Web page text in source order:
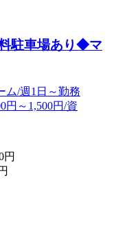
駐車場あり◆マ
円